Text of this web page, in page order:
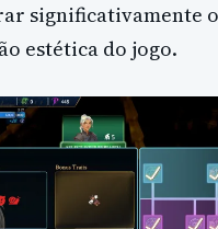
significativamente
estética do jogo.